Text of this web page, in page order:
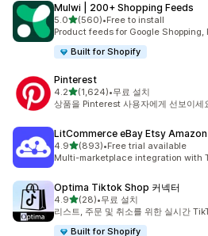
Mulwi | 200+ Shopping Feeds
5.0별 5개 중
(560)
총 리뷰 560개
•Free to install
Product feeds for Google Shopping,
Built for Shopify
Pinterest
4.2별 5개 중
(1,624)
총 리뷰 1624개
•무료 설치
상품을 Pinterest 사용자에게 선보이세
LitCommerce eBay Etsy
4.9별 5개 중
(893)
총 리뷰 893개
•Free trial available
Multi-marketplace integration with
Optima Tiktok Shop 커넥터
4.9별 5개 중
(28)
총 리뷰 28개
•무료 설치
리스트, 주문 및 취소를 위한 실시간
Built for Shopify